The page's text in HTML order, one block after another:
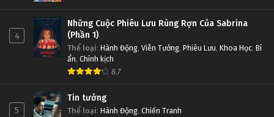
Gia Đình Là Số 1 (Phần 1) Tập Tập 116
Tập Tập 116
Gia Đình Là Số 1 (Phần 1) Tập Tập 115
Gia Đình Là Số 1 (Phần 1) Tập 122
Tập 122
Gia Đình Là Số 1 (Phần 1) Tập 121
4
Những Cuộc Phiêu Lưu Rùng Rợn Của Sabrina
(Phần 1)
Thể loại: Hành Động, Viễn Tưởng, Phiêu Lưu, Khoa Học, Bí
ẩn, Chính kịch
8.7
5
Tin tưởng
Thể loại: Hành Động, Chiến Tranh